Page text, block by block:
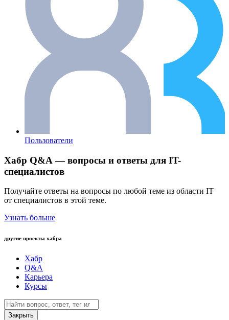
Пользователи
Хабр Q&A — вопросы и ответы для IT-
специалистов
Получайте ответы на вопросы по любой теме из области IT
от специалистов в этой теме.
Узнать больше
другие проекты хабра
Хабр
Q&A
Карьера
Курсы
Закрыть